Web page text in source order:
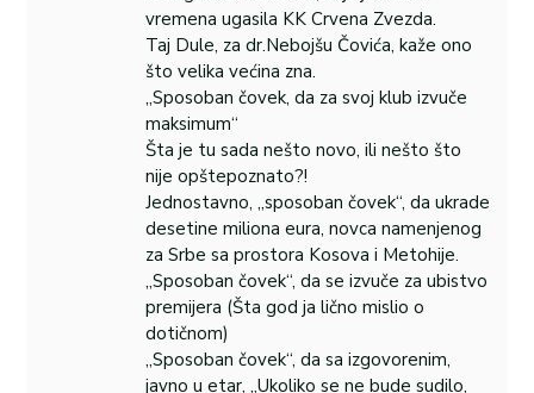
vremena ugasila KK Crvena Zvezda.
Taj Dule, za dr.Nebojšu Čovića, kaže ono
što velika većina zna.
„Sposoban čovek, da za svoj klub izvuče
maksimum“
Šta je tu sada nešto novo, ili nešto što
nije opštepoznato?!
Jednostavno, „sposoban čovek“, da ukrade
desetine miliona eura, novca namenjenog
za Srbe sa prostora Kosova i Metohije.
„Sposoban čovek“, da se izvuče za ubistvo
premijera (Šta god ja lično mislio o
dotičnom)
„Sposoban čovek“, da sa izgovorenim,
javno u etar, „Ukoliko se ne bude sudilo,